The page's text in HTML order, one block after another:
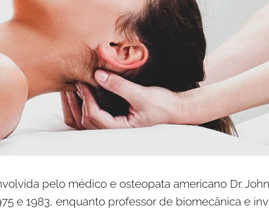
pelo médico e osteopata americano Dr.
e 1983, enquanto professor de biomecânica e